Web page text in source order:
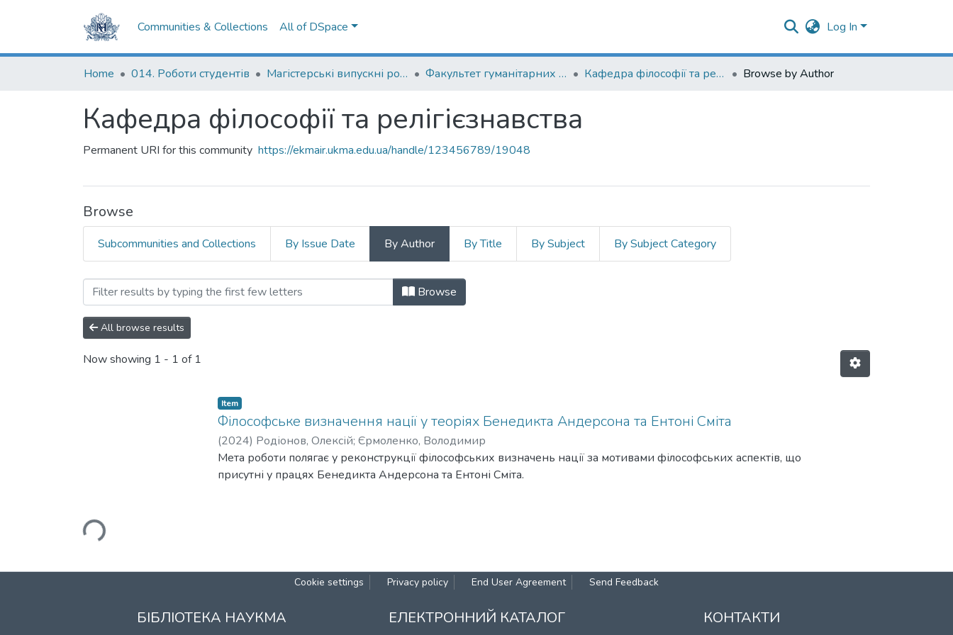
Communities & Collections All of DSpace Log In
Home 014. Роботи студентів Магістерські випускні роботи Факультет гуманітарних наук Кафедра філософії та релігієзнавства Browse by Author
Кафедра філософії та релігієзнавства
Permanent URI for this community https://ekmair.ukma.edu.ua/handle/123456789/19048
Browse
Subcommunities and Collections By Issue Date By Author By Title By Subject By Subject Category
Browsing Кафедра філософії та релігієзнавства by Author "Родіонов, Олексій"
Browse
All browse results
Now showing 1 - 1 of 1
Loading...
Item
Філософське визначення нації у теоріях Бенедикта Андерсона та Ентоні Сміта
(2024) Родіонов, Олексій; Єрмоленко, Володимир
Мета роботи полягає у реконструкції філософських визначень нації за мотивами філософських аспектів, що
присутні у працях Бенедикта Андерсона та Ентоні Сміта.
Cookie settings Privacy policy End User Agreement Send Feedback
БІБЛІОТЕКА НАУКМА ЕЛЕКТРОННИЙ КАТАЛОГ КОНТАКТИ